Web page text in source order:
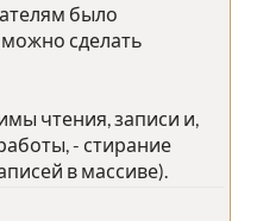
было
можно сделать
чтения, записи и,
- стирание
в массиве).